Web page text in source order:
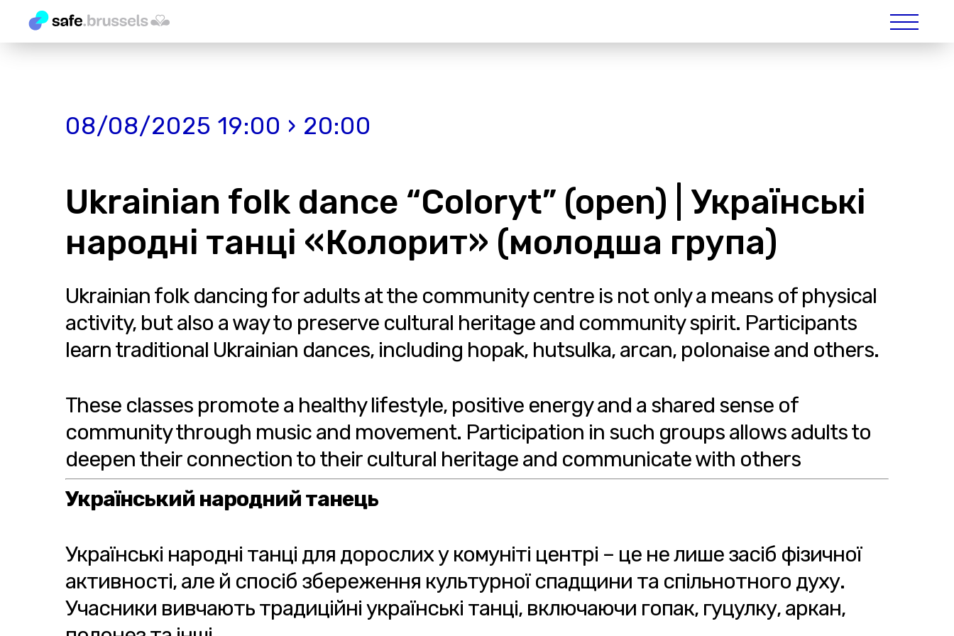
08/08/2025 19:00 › 20:00
Ukrainian folk dance “Coloryt” (open) | Українські
народні танці «Колорит» (молодша група)
Ukrainian folk dancing for adults at the community centre is not only a means of physical
activity, but also a way to preserve cultural heritage and community spirit. Participants
learn traditional Ukrainian dances, including hopak, hutsulka, arcan, polonaise and others.
These classes promote a healthy lifestyle, positive energy and a shared sense of
community through music and movement. Participation in such groups allows adults to
deepen their connection to their cultural heritage and communicate with others
Український народний танець
Українські народні танці для дорослих у комуніті центрі – це не лише засіб фізичної
активності, але й спосіб збереження культурної спадщини та спільнотного духу.
Учасники вивчають традиційні українські танці, включаючи гопак, гуцулку, аркан,